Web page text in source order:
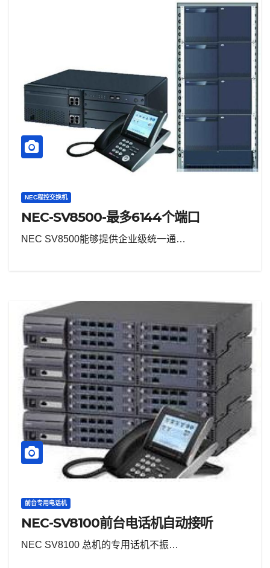
NEC程控交换机
NEC-SV8500-最多6144个端口
NEC SV8500能够提供企业级统一通…
前台专用电话机
NEC-SV8100前台电话机自动接听
NEC SV8100 总机的专用话机不振…